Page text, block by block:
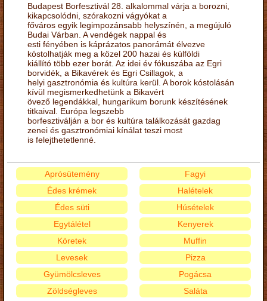
Budapest Borfesztivál 28. alkalommal várja a borozni,
kikapcsolódni, szórakozni vágyókat a
főváros egyik legimpozánsabb helyszínén, a megújuló
Budai Várban. A vendégek nappal és
esti fényében is káprázatos panorámát élvezve
kóstolhatják meg a közel 200 hazai és külföldi
kiállító több ezer borát. Az idei év fókuszába az Egri
borvidék, a Bikavérek és Egri Csillagok, a
helyi gasztronómia és kultúra kerül. A borok kóstolásán
kívül megismerkedhetünk a Bikavért
övező legendákkal, hungarikum borunk készítésének
titkaival. Európa legszebb
borfesztiválján a bor és kultúra találkozását gazdag
zenei és gasztronómiai kínálat teszi most
is felejthetetlenné.
Aprósütemény
Édes krémek
Édes süti
Egytálétel
Fagyi
Halételek
Húsételek
Kenyerek
Köretek
Levesek
Gyümölcsleves
Zöldségleves
Muffin
Pizza
Pogácsa
Saláta